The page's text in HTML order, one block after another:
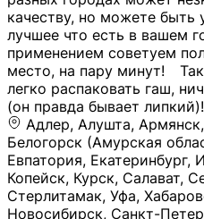
качеству, но можете быть
лучшее что есть в вашем
применением советуем
место, на пару минут!⠀
легко распаковать гаш,
(он правда бывает липкий)!
Адлер, Алушта,
Белогорск (Амурская
Евпатория, Екатеринбург,
Копейск, Курск, Салават,
Стерлитамак, Уфа,
Новосибирск, Санкт-